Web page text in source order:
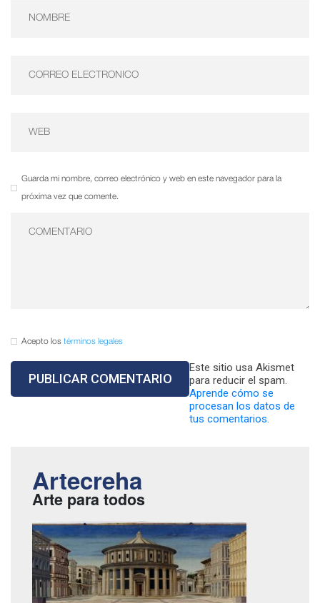
Guarda mi nombre, correo electrónico y web en este navegador para la
próxima vez que comente.
Acepto los términos legales
Este sitio usa Akismet
para reducir el spam.
Aprende cómo se
procesan los datos de
tus comentarios.
Artecreha
Arte para todos